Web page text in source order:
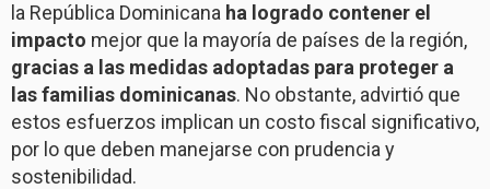
la República Dominicana ha logrado contener el
impacto mejor que la mayoría de países de la región,
gracias a las medidas adoptadas para proteger a
las familias dominicanas. No obstante, advirtió que
estos esfuerzos implican un costo fiscal significativo,
por lo que deben manejarse con prudencia y
sostenibilidad.